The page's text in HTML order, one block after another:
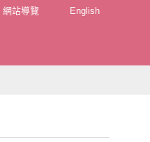
網站導覽 English